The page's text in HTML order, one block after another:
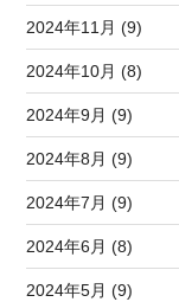
2024年11月 (9)
2024年10月 (8)
2024年9月 (9)
2024年8月 (9)
2024年7月 (9)
2024年6月 (8)
2024年5月 (9)